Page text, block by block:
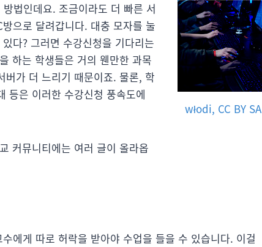
włodi, CC BY SA
법인데요. 조금이라도 더 빠른 서
으로 달려갑니다. 대충 모자를 눌
다? 그러면 수강신청을 기다리는
하는 학생들은 거의 웬만한 과목
버가 더 느리기 때문이죠. 물론, 학
등은 이러한 수강신청 풍속도에
커뮤니티에는 여러 글이 올라옵
에게 따로 허락을 받아야 수업을 들을 수 있습니다. 이걸